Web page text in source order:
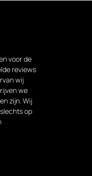
voor de
reviews
wij
we
zijn. Wij
op